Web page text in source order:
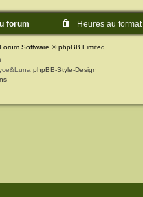
forum Heures au format
Software © phpBB Limited
phpBB-Style-Design